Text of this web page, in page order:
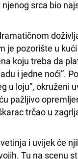
srca bio
je pozorište u
koju treba da
i jedne noći”.
u loju”, okruženi
pažljivo
trčao u
i uvijek će
Tu na scenu